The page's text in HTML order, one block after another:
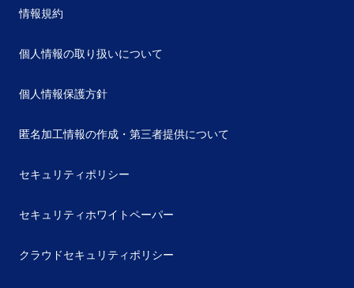
情報規約
個人情報の取り扱いについて
個人情報保護方針
匿名加工情報の作成・第三者提供について
セキュリティポリシー
セキュリティホワイトペーパー
クラウドセキュリティポリシー